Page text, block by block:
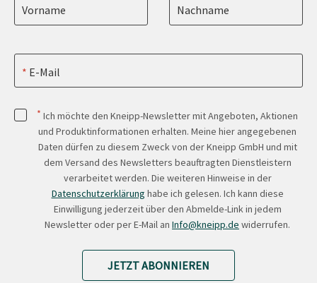
Vorname Nachname
E-Mail
* Ich möchte den Kneipp-Newsletter mit Angeboten, Aktionen
und Produktinformationen erhalten. Meine hier angegebenen
Daten dürfen zu diesem Zweck von der Kneipp GmbH und mit
dem Versand des Newsletters beauftragten Dienstleistern
verarbeitet werden. Die weiteren Hinweise in der
Datenschutzerklärung habe ich gelesen. Ich kann diese
Einwilligung jederzeit über den Abmelde-Link in jedem
Newsletter oder per E-Mail an Info@kneipp.de widerrufen.
JETZT ABONNIEREN